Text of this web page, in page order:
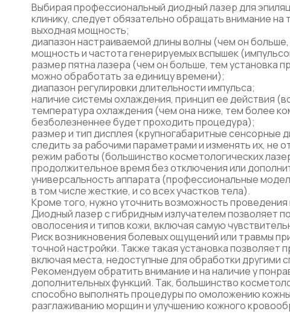
Выбирая профессиональный диодный лазер для
клинику, следует обязательно обращать внимание на
выходная мощность;
диапазон настраиваемой длины волны (чем он
мощность и частота генерируемых вспышек
размер пятна лазера (чем он больше, тем установка
можно обработать за единицу времени);
диапазон регулировки длительности импульса;
наличие системы охлаждения, принцип ее действия
температура охлаждения (чем она ниже, тем более
безболезненнее будет проходить процедура);
размер и тип дисплея (крупногабаритные сенсорные
следить за рабочими параметрами и изменять их, не
режим работы (большинство косметологических
продолжительное время без отключения или
универсальность аппарата (профессиональные
в том числе жесткие, и со всех участков тела).
Кроме того, нужно уточнить возможность
Диодный лазер с гибридным излучателем позволяет
оволосения и типов кожи, включая самую
Риск возникновения болевых ощущений или травмы
точной настройки. Также такая установка позволяет
включая места, недоступные для обработки другими
Рекомендуем обратить внимание и на наличие у
дополнительных функций. Так, большинство
способно выполнять процедуры по омоложению
разглаживанию морщин и улучшению кожного